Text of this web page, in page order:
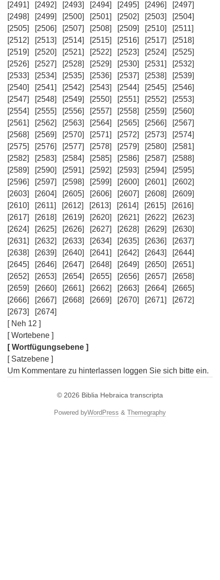
[2491]
[2492] [2493] [2494] [2495] [2496]
[2497]
[2498]
[2499] [2500] [2501] [2502] [2503]
[2504]
[2505]
[2506] [2507] [2508] [2509] [2510]
[2511]
[2512]
[2513] [2514] [2515] [2516] [2517]
[2518]
[2519]
[2520] [2521] [2522] [2523] [2524]
[2525]
[2526]
[2527] [2528] [2529] [2530] [2531]
[2532]
[2533]
[2534] [2535] [2536] [2537] [2538]
[2539]
[2540]
[2541] [2542] [2543] [2544] [2545]
[2546]
[2547]
[2548] [2549] [2550] [2551] [2552]
[2553]
[2554]
[2555] [2556] [2557] [2558] [2559]
[2560]
[2561]
[2562] [2563] [2564] [2565] [2566]
[2567]
[2568]
[2569] [2570] [2571] [2572] [2573]
[2574]
[2575]
[2576] [2577] [2578] [2579] [2580]
[2581]
[2582]
[2583] [2584] [2585] [2586] [2587]
[2588]
[2589]
[2590] [2591] [2592] [2593] [2594]
[2595]
[2596]
[2597] [2598] [2599] [2600] [2601]
[2602]
[2603]
[2604] [2605] [2606] [2607] [2608]
[2609]
[2610]
[2611] [2612] [2613] [2614] [2615]
[2616]
[2617]
[2618] [2619] [2620] [2621] [2622]
[2623]
[2624]
[2625] [2626] [2627] [2628] [2629]
[2630]
[2631]
[2632] [2633] [2634] [2635] [2636]
[2637]
[2638]
[2639] [2640] [2641] [2642] [2643]
[2644]
[2645]
[2646] [2647] [2648] [2649] [2650]
[2651]
[2652]
[2653] [2654] [2655] [2656] [2657]
[2658]
[2659]
[2660] [2661] [2662] [2663] [2664]
[2665]
[2666]
[2667] [2668] [2669] [2670] [2671]
[2672]
[2673]
[2674]
[ Neh 12 ]
[ Wortebene ]
[ Wortfügungsebene ]
[ Satzebene ]
Um Kommentare zu hinterlassen loggen Sie sich bitte ein.
© 2026 Biblia Hebraica transcripta
Powered byWordPress & Themegraphy